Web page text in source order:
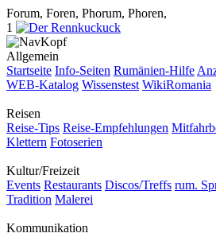
Forum, Foren, Phorum, Phoren,
1
Allgemein
Startseite Info-Seiten Rumänien-Hilfe
WEB-Katalog Wissenstest WikiRomania
Reisen
Reise-Tips Reise-Empfehlungen
Klettern Fotoserien
Kultur/Freizeit
Events Restaurants Discos/Treffs rum.
Tradition Malerei
Kommunikation